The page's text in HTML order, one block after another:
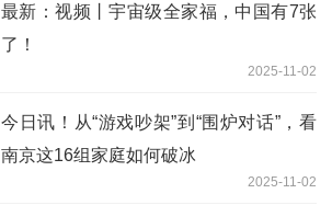
最新：视频丨宇宙级全家福，中国有7张
了！
2025-11-02
今日讯！从“游戏吵架”到“围炉对话”，看
南京这16组家庭如何破冰
2025-11-02